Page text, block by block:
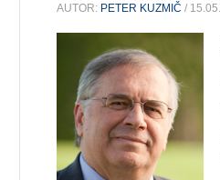
AUTOR: PETER KUZMIČ /